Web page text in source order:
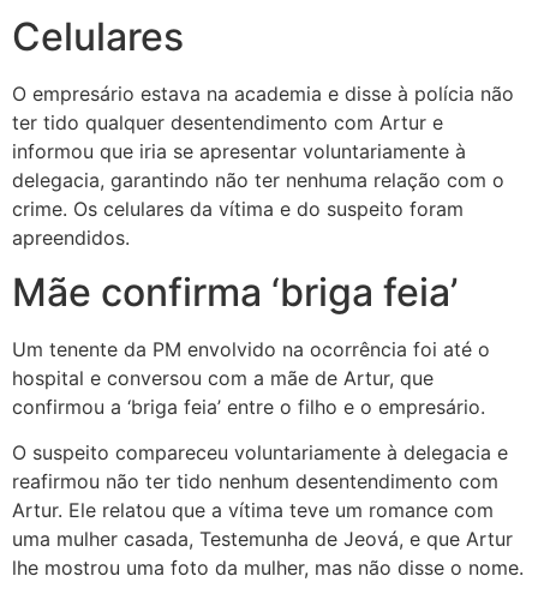
Celulares
O empresário estava na academia e disse à polícia não
ter tido qualquer desentendimento com Artur e
informou que iria se apresentar voluntariamente à
delegacia, garantindo não ter nenhuma relação com o
crime. Os celulares da vítima e do suspeito foram
apreendidos.
Mãe confirma ‘briga feia’
Um tenente da PM envolvido na ocorrência foi até o
hospital e conversou com a mãe de Artur, que
confirmou a ‘briga feia’ entre o filho e o empresário.
O suspeito compareceu voluntariamente à delegacia e
reafirmou não ter tido nenhum desentendimento com
Artur. Ele relatou que a vítima teve um romance com
uma mulher casada, Testemunha de Jeová, e que Artur
lhe mostrou uma foto da mulher, mas não disse o nome.